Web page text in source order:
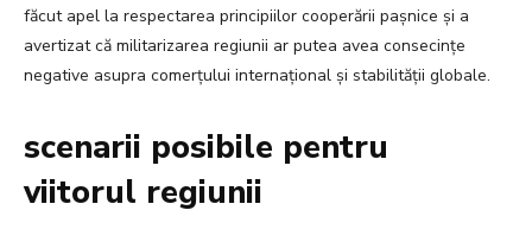
făcut apel la respectarea principiilor cooperării pașnice și a
avertizat că militarizarea regiunii ar putea avea consecințe
negative asupra comerțului internațional și stabilității globale.
scenarii posibile pentru
viitorul regiunii